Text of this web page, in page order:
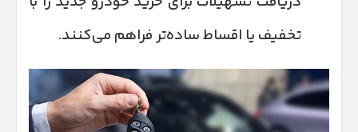
تخفیف یا اقساط ساده‌تر فراهم می‌کنند.